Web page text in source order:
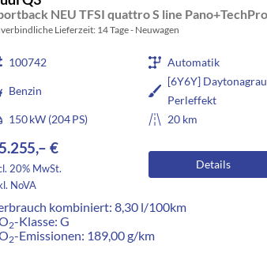
Lieferzeit:14 Tage Neuwagen
100742 Automatik
Benzin
[6Y6Y] Daytonagrau
Perleffekt
150 kW (204 PS)
20 km
€
20% MwSt.
NoVA
Details
kombiniert:8,30 l/100km
2-Klasse: G
2-Emissionen: 189,00 g/km